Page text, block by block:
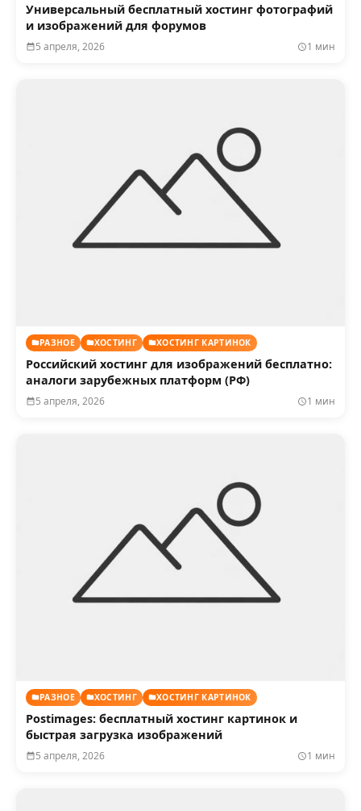
Универсальный бесплатный хостинг фотографий
и изображений для форумов
5 апреля, 2026 1 мин
РАЗНОЕ ХОСТИНГ ХОСТИНГ КАРТИНОК
Российский хостинг для изображений бесплатно:
аналоги зарубежных платформ (РФ)
5 апреля, 2026 1 мин
РАЗНОЕ ХОСТИНГ ХОСТИНГ КАРТИНОК
Postimages: бесплатный хостинг картинок и
быстрая загрузка изображений
5 апреля, 2026 1 мин